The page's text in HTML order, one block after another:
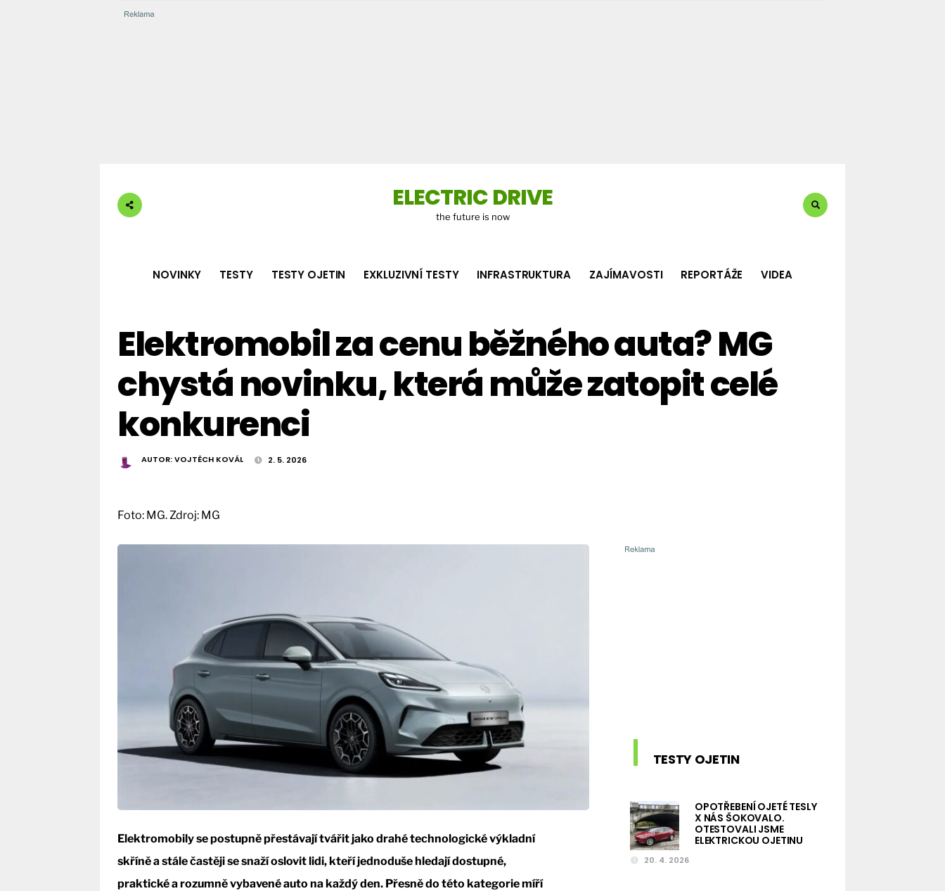
ELECTRIC DRIVE
the future is now
NOVINKY TESTY TESTY OJETIN EXKLUZIVNÍ TESTY INFRASTRUKTURA ZAJÍMAVOSTI REPORTÁŽE VIDEA
Elektromobil za cenu běžného auta? MG
chystá novinku, která může zatopit celé
konkurenci
AUTOR:VOJTĚCH KOVÁL 2. 5. 2026
Foto: MG. Zdroj: MG
Elektromobily se postupně přestávají tvářit jako drahé technologické výkladní
skříně a stále častěji se snaží oslovit lidi, kteří jednoduše hledají dostupné,
praktické a rozumně vybavené auto na každý den. Přesně do této kategorie míří
TESTY OJETIN
OPOTŘEBENÍ OJETÉ TESLY
X NÁS ŠOKOVALO.
OTESTOVALI JSME
ELEKTRICKOU OJETINU
20. 4. 2026